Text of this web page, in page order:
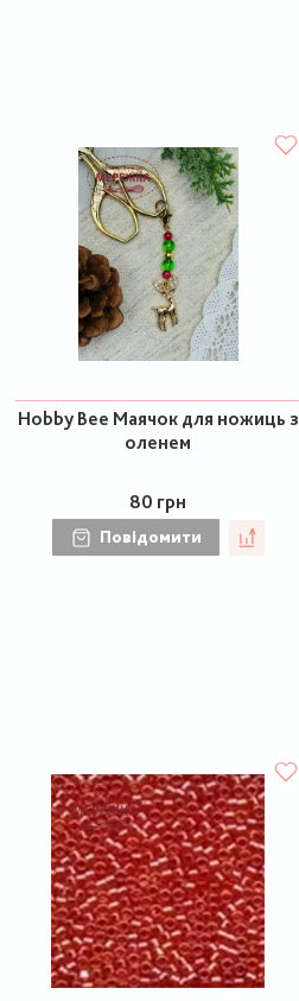
Hobby Bee Маячок для ножиць з
оленем
80 грн
Повідомити